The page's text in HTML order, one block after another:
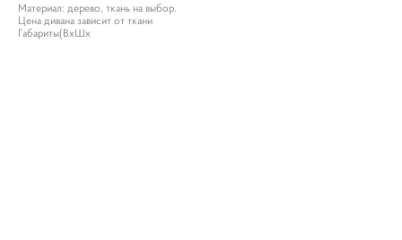
Материал: дерево, ткань на выбор.
Цена дивана зависит от ткани
Габариты(ВxШx